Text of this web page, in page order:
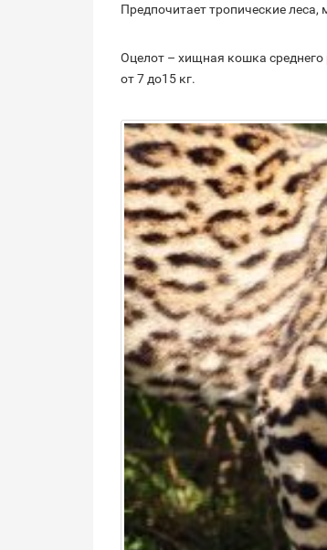
Предпочитает тропические
Оцелот – хищная кошка среднего
от 7 до15 кг.